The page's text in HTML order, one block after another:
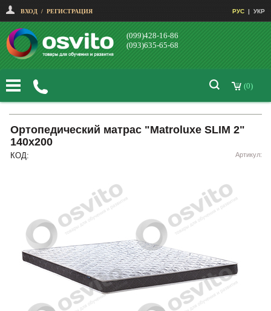
ВХОД / РЕГИСТРАЦИЯ РУС | УКР
(099)428-16-86
(093)635-65-68
(0)
Ортопедический матрас "Matroluxe SLIM 2"
140х200
КОД: Артикул: